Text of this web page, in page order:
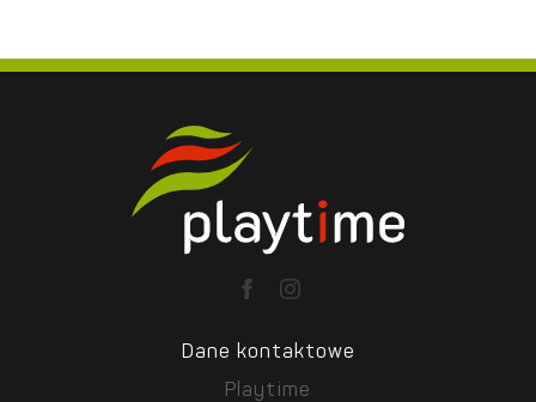
Dane kontaktowe
Playtime